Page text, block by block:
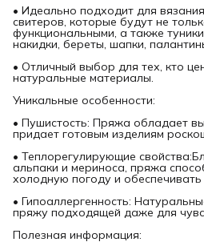
• Идеально подходит для
свитеров, которые будут не
функциональными, а также
накидки, береты, шапки,
• Отличный выбор для тех, кто
натуральные материалы.
Уникальные особенности:
• Пушистость: Пряжа обладает
придает готовым изделиям
• Теплорегулирующие
альпаки и мериноса, пряжа
холодную погоду и
• Гипоаллергенность:
пряжу подходящей даже для
Полезная информация: